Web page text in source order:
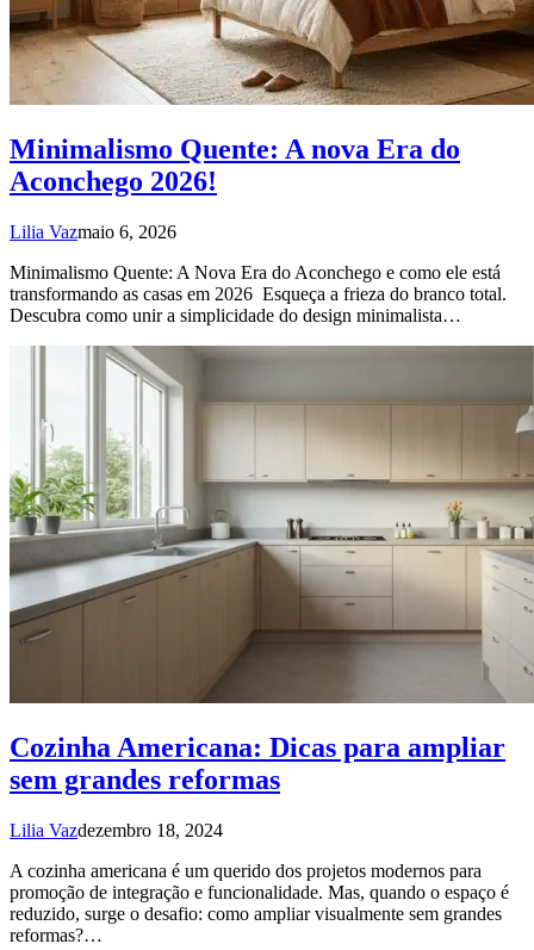
Minimalismo Quente: A nova Era do
Aconchego 2026!
Lilia Vazmaio 6, 2026
Minimalismo Quente: A Nova Era do Aconchego e como ele está
transformando as casas em 2026 Esqueça a frieza do branco total.
Descubra como unir a simplicidade do design minimalista…
Cozinha Americana: Dicas para ampliar
sem grandes reformas
Lilia Vazdezembro 18, 2024
A cozinha americana é um querido dos projetos modernos para
promoção de integração e funcionalidade. Mas, quando o espaço é
reduzido, surge o desafio: como ampliar visualmente sem grandes
reformas?…